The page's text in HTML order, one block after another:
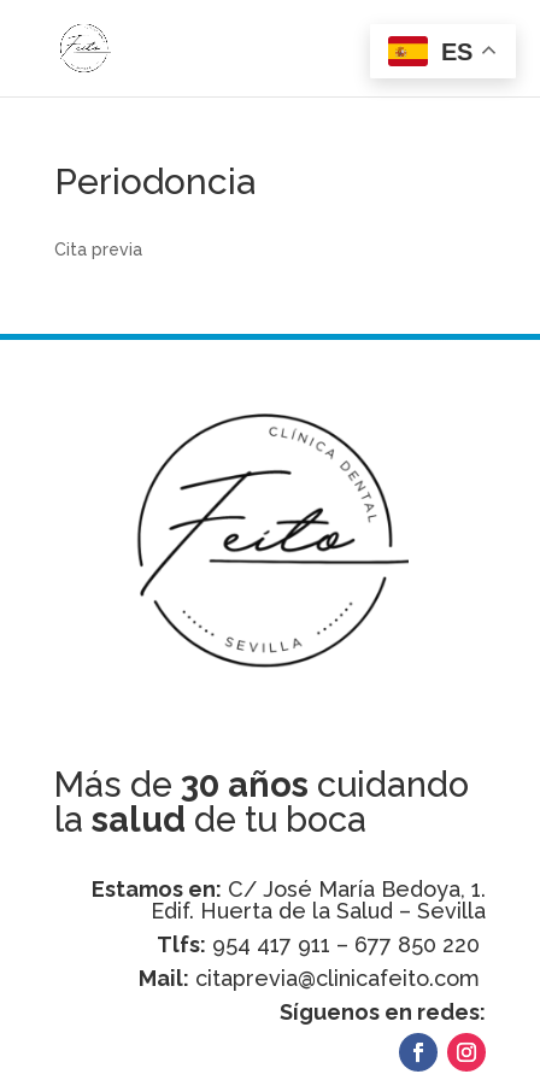
Periodoncia
Cita previa
Más de 30 años cuidando
la salud de tu boca
Estamos en: C/ José María Bedoya, 1.
Edif. Huerta de la Salud – Sevilla
Tlfs: 954 417 911 – 677 850 220
Mail: citaprevia@clinicafeito.com
Síguenos en redes:
ES